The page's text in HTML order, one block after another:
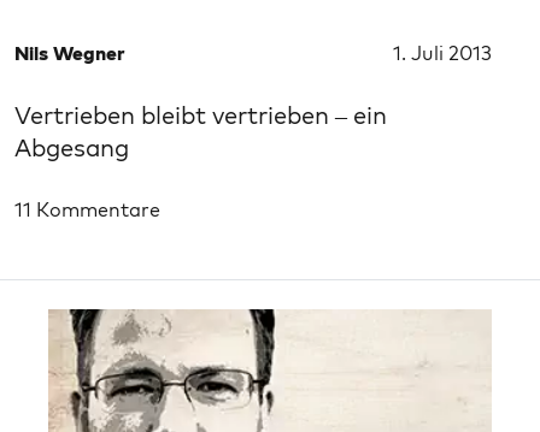
Nils Wegner 1. Juli 2013
Vertrieben bleibt vertrieben – ein
Abgesang
11 Kommentare